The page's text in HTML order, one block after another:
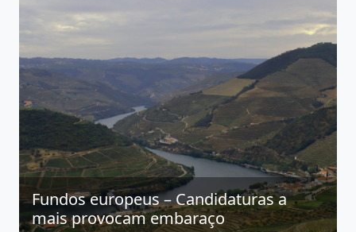
Fundos europeus – Candidaturas a
mais provocam embaraço